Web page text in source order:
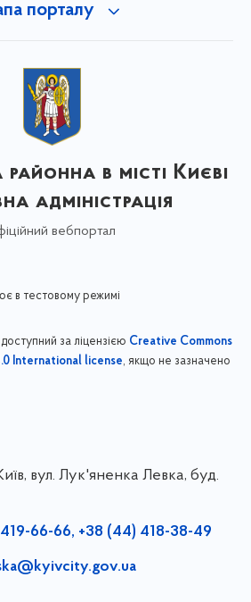
порталу
в місті Києві
адміністрація
вебпортал
в тестовому режимі
за ліцензією Creative Commons
International license, якщо не зазначено
вул. Лук'яненка Левка, буд.
66-66, +38 (44) 418-38-49